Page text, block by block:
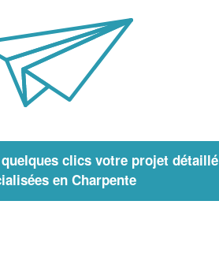
clics votre projet détaillé
en Charpente